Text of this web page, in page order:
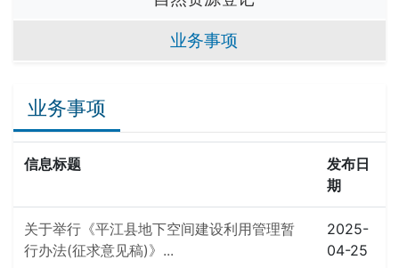
业务事项
业务事项
信息标题
发布日
期
关于举行《平江县地下空间建设利用管理暂
行办法(征求意见稿)》...
2025-
04-25